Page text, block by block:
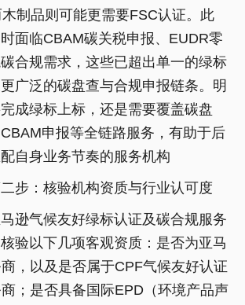
制品则可能更需要FSC认证。此
面临CBAM碳关税申报、EUDR零
合规需求，这些已超出单一的绿标
广泛的碳盘查与合规申报链条。明
成绿标上标，还是需要覆盖碳盘
申报等全链路服务，有助于后
自身业务节奏的服务机构
步：核验机构资质与行业认可度
逊气候友好绿标认证及碳合规服务
验以下几项客观资质：是否为亚马
，以及是否属于CPF气候友好认证
；是否具备国际EPD（环境产品声